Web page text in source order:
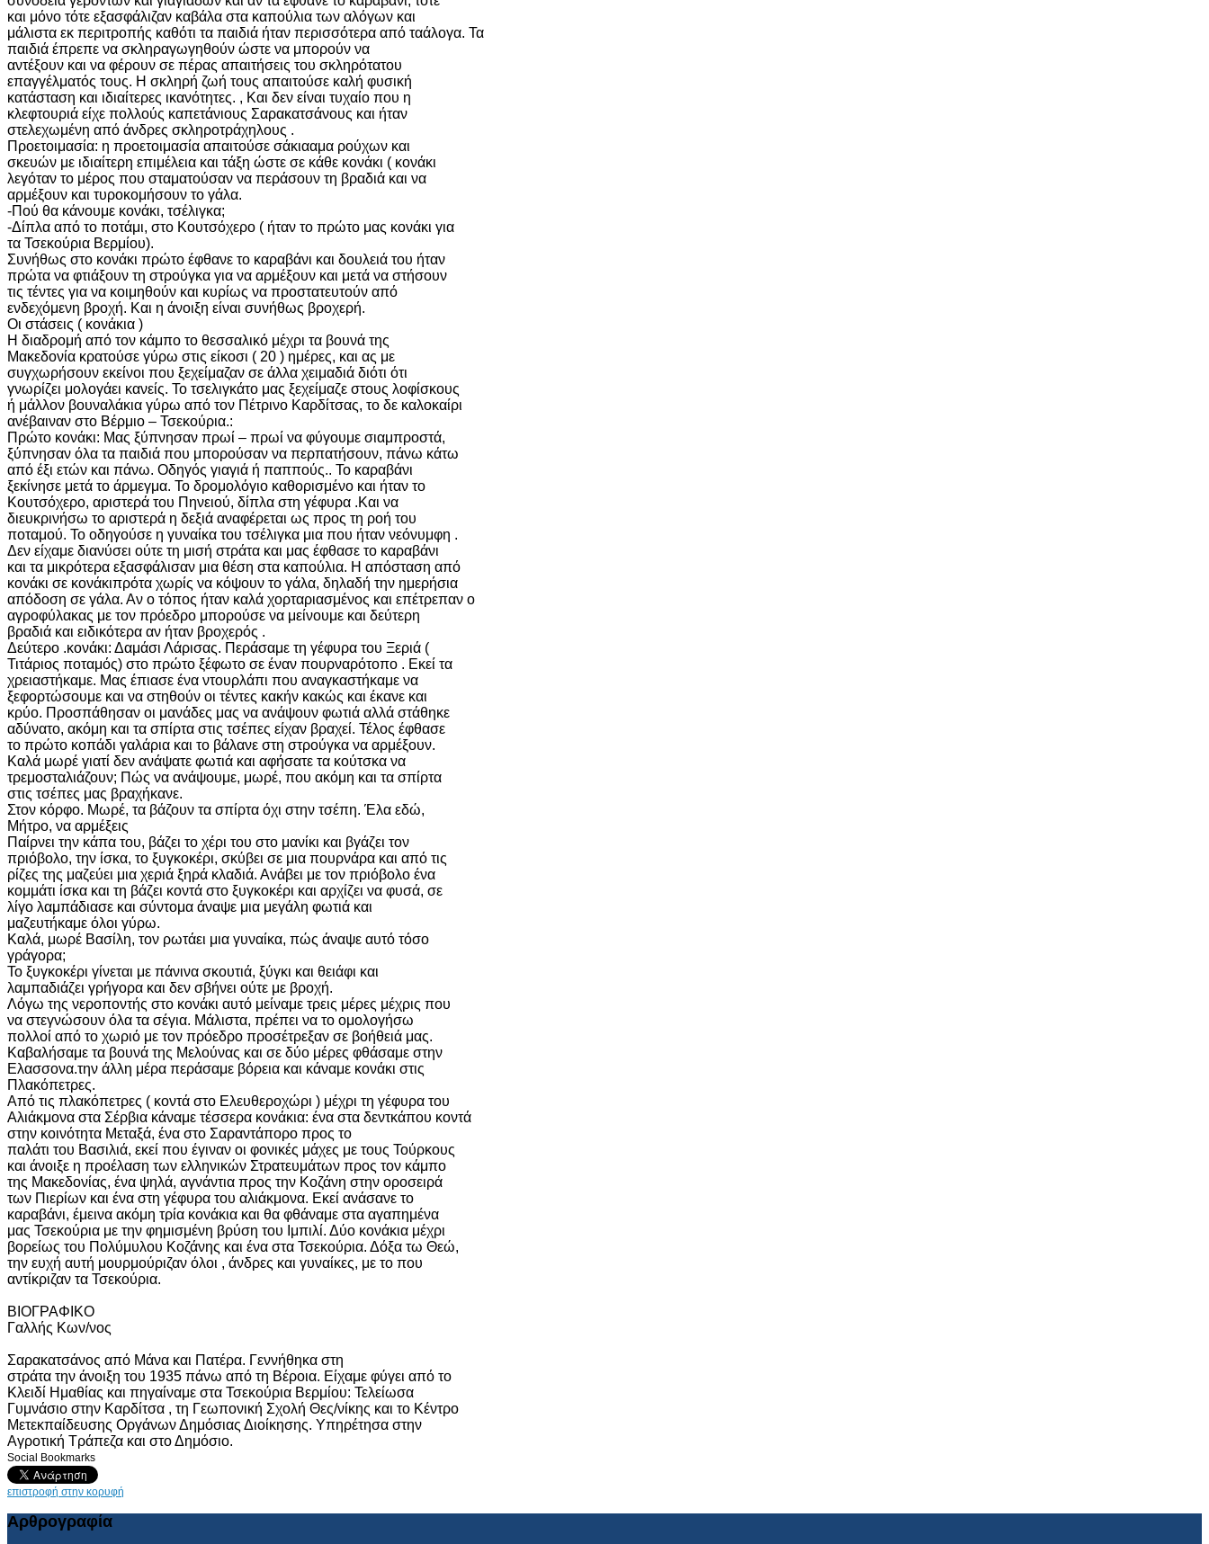
και μόνο τότε εξασφάλιζαν καβάλα στα καπούλια των αλόγων και
μάλιστα εκ περιτροπής καθότι τα παιδιά ήταν περισσότερα από ταάλογα. Τα
παιδιά έπρεπε να σκληραγωγηθούν ώστε να μπορούν να
αντέξουν και να φέρουν σε πέρας απαιτήσεις του σκληρότατου
επαγγέλματός τους. Η σκληρή ζωή τους απαιτούσε καλή φυσική
κατάσταση και ιδιαίτερες ικανότητες. , Και δεν είναι τυχαίο που η
κλεφτουριά είχε πολλούς καπετάνιους Σαρακατσάνους και ήταν
στελεχωμένη από άνδρες σκληροτράχηλους .
Προετοιμασία: η προετοιμασία απαιτούσε σάκιααμα ρούχων και
σκευών με ιδιαίτερη επιμέλεια και τάξη ώστε σε κάθε κονάκι ( κονάκι
λεγόταν το μέρος που σταματούσαν να περάσουν τη βραδιά και να
αρμέξουν και τυροκομήσουν το γάλα.
-Πού θα κάνουμε κονάκι, τσέλιγκα;
-Δίπλα από το ποτάμι, στο Κουτσόχερο ( ήταν το πρώτο μας κονάκι για
τα Τσεκούρια Βερμίου).
Συνήθως στο κονάκι πρώτο έφθανε το καραβάνι και δουλειά του ήταν
πρώτα να φτιάξουν τη στρούγκα για να αρμέξουν και μετά να στήσουν
τις τέντες για να κοιμηθούν και κυρίως να προστατευτούν από
ενδεχόμενη βροχή. Και η άνοιξη είναι συνήθως βροχερή.
Οι στάσεις ( κονάκια )
Η διαδρομή από τον κάμπο το θεσσαλικό μέχρι τα βουνά της
Μακεδονία κρατούσε γύρω στις είκοσι ( 20 ) ημέρες, και ας με
συγχωρήσουν εκείνοι που ξεχείμαζαν σε άλλα χειμαδιά διότι ότι
γνωρίζει μολογάει κανείς. Το τσελιγκάτο μας ξεχείμαζε στους λοφίσκους
ή μάλλον βουναλάκια γύρω από τον Πέτρινο Καρδίτσας, το δε καλοκαίρι
ανέβαιναν στο Βέρμιο – Τσεκούρια.:
Πρώτο κονάκι: Μας ξύπνησαν πρωί – πρωί να φύγουμε σιαμπροστά,
ξύπνησαν όλα τα παιδιά που μπορούσαν να περπατήσουν, πάνω κάτω
από έξι ετών και πάνω. Οδηγός γιαγιά ή παππούς.. Το καραβάνι
ξεκίνησε μετά το άρμεγμα. Το δρομολόγιο καθορισμένο και ήταν το
Κουτσόχερο, αριστερά του Πηνειού, δίπλα στη γέφυρα .Και να
διευκρινήσω το αριστερά η δεξιά αναφέρεται ως προς τη ροή του
ποταμού. Το οδηγούσε η γυναίκα του τσέλιγκα μια που ήταν νεόνυμφη .
Δεν είχαμε διανύσει ούτε τη μισή στράτα και μας έφθασε το καραβάνι
και τα μικρότερα εξασφάλισαν μια θέση στα καπούλια. Η απόσταση από
κονάκι σε κονάκιπρότα χωρίς να κόψουν το γάλα, δηλαδή την ημερήσια
απόδοση σε γάλα. Αν ο τόπος ήταν καλά χορταριασμένος και επέτρεπαν ο
αγροφύλακας με τον πρόεδρο μπορούσε να μείνουμε και δεύτερη
βραδιά και ειδικότερα αν ήταν βροχερός .
Δεύτερο .κονάκι: Δαμάσι Λάρισας. Περάσαμε τη γέφυρα του Ξεριά (
Τιτάριος ποταμός) στο πρώτο ξέφωτο σε έναν πουρναρότοπο . Εκεί τα
χρειαστήκαμε. Μας έπιασε ένα ντουρλάπι που αναγκαστήκαμε να
ξεφορτώσουμε και να στηθούν οι τέντες κακήν κακώς και έκανε και
κρύο. Προσπάθησαν οι μανάδες μας να ανάψουν φωτιά αλλά στάθηκε
αδύνατο, ακόμη και τα σπίρτα στις τσέπες είχαν βραχεί. Τέλος έφθασε
το πρώτο κοπάδι γαλάρια και το βάλανε στη στρούγκα να αρμέξουν.
Καλά μωρέ γιατί δεν ανάψατε φωτιά και αφήσατε τα κούτσκα να
τρεμοσταλιάζουν; Πώς να ανάψουμε, μωρέ, που ακόμη και τα σπίρτα
στις τσέπες μας βραχήκανε.
Στον κόρφο. Μωρέ, τα βάζουν τα σπίρτα όχι στην τσέπη. Έλα εδώ,
Μήτρο, να αρμέξεις
Παίρνει την κάπα του, βάζει το χέρι του στο μανίκι και βγάζει τον
πριόβολο, την ίσκα, το ξυγκοκέρι, σκύβει σε μια πουρνάρα και από τις
ρίζες της μαζεύει μια χεριά ξηρά κλαδιά. Ανάβει με τον πριόβολο ένα
κομμάτι ίσκα και τη βάζει κοντά στο ξυγκοκέρι και αρχίζει να φυσά, σε
λίγο λαμπάδιασε και σύντομα άναψε μια μεγάλη φωτιά και
μαζευτήκαμε όλοι γύρω.
Καλά, μωρέ Βασίλη, τον ρωτάει μια γυναίκα, πώς άναψε αυτό τόσο
γράγορα;
Το ξυγκοκέρι γίνεται με πάνινα σκουτιά, ξύγκι και θειάφι και
λαμπαδιάζει γρήγορα και δεν σβήνει ούτε με βροχή.
Λόγω της νεροποντής στο κονάκι αυτό μείναμε τρεις μέρες μέχρις που
να στεγνώσουν όλα τα σέγια. Μάλιστα, πρέπει να το ομολογήσω
πολλοί από το χωριό με τον πρόεδρο προσέτρεξαν σε βοήθειά μας.
Καβαλήσαμε τα βουνά της Μελούνας και σε δύο μέρες φθάσαμε στην
Ελασσονα.την άλλη μέρα περάσαμε βόρεια και κάναμε κονάκι στις
Πλακόπετρες.
Από τις πλακόπετρες ( κοντά στο Ελευθεροχώρι ) μέχρι τη γέφυρα του
Αλιάκμονα στα Σέρβια κάναμε τέσσερα κονάκια: ένα στα δεντκάπου κοντά
στην κοινότητα Μεταξά, ένα στο Σαραντάπορο προς το
παλάτι του Βασιλιά, εκεί που έγιναν οι φονικές μάχες με τους Τούρκους
και άνοιξε η προέλαση των ελληνικών Στρατευμάτων προς τον κάμπο
της Μακεδονίας, ένα ψηλά, αγνάντια προς την Κοζάνη στην οροσειρά
των Πιερίων και ένα στη γέφυρα του αλιάκμονα. Εκεί ανάσανε το
καραβάνι, έμεινα ακόμη τρία κονάκια και θα φθάναμε στα αγαπημένα
μας Τσεκούρια με την φημισμένη βρύση του Ιμπιλί. Δύο κονάκια μέχρι
βορείως του Πολύμυλου Κοζάνης και ένα στα Τσεκούρια. Δόξα τω Θεώ,
την ευχή αυτή μουρμούριζαν όλοι , άνδρες και γυναίκες, με το που
αντίκριζαν τα Τσεκούρια.
ΒΙΟΓΡΑΦΙΚΟ
Γαλλής Κων/νος
Σαρακατσάνος από Μάνα και Πατέρα. Γεννήθηκα στη
στράτα την άνοιξη του 1935 πάνω από τη Βέροια. Είχαμε φύγει από το
Κλειδί Ημαθίας και πηγαίναμε στα Τσεκούρια Βερμίου: Τελείωσα
Γυμνάσιο στην Καρδίτσα , τη Γεωπονική Σχολή Θες/νίκης και το Κέντρο
Μετεκπαίδευσης Οργάνων Δημόσιας Διοίκησης. Υπηρέτησα στην
Αγροτική Τράπεζα και στο Δημόσιο.
Social Bookmarks
επιστροφή στην κορυφή
Αρθρογραφία